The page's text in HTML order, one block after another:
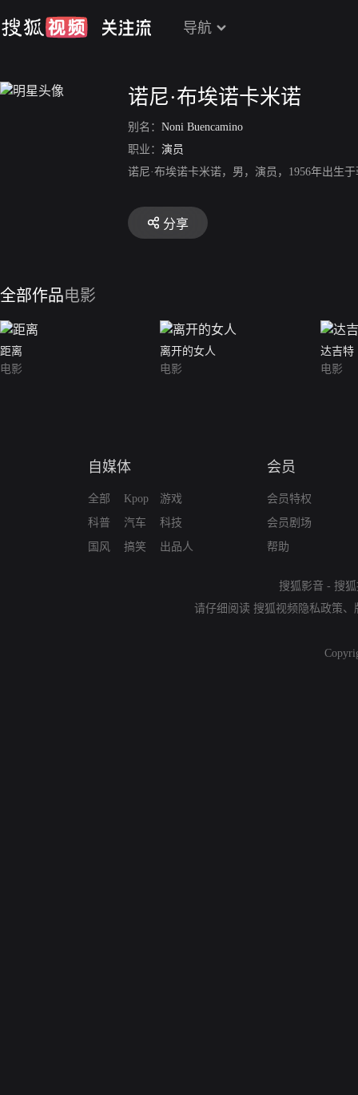
导航
诺尼·布埃诺卡米诺
别名： Noni Buencamino
职业： 演员
诺尼·布埃诺卡米诺，男，演员，1956年出生
分享
全部作品电影
距离
电影
离开的女人
电影
达吉特
电影
自媒体
全部
科普
国风
Kpop
汽车
搞笑
游戏
科技
出品人
会员
会员特权
会员剧场
帮助
搜狐影音 - 搜
请仔细阅读 搜狐视频隐私政策、